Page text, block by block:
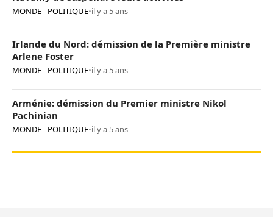
MONDE - POLITIQUE•il y a 5 ans
Irlande du Nord: démission de la Première ministre
Arlene Foster
MONDE - POLITIQUE•il y a 5 ans
Arménie: démission du Premier ministre Nikol
Pachinian
MONDE - POLITIQUE•il y a 5 ans